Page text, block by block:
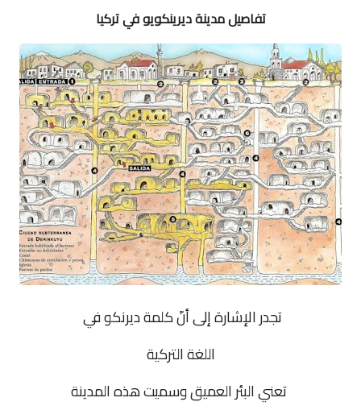
تفاصيل مدينةديرينكويوفي تركيا
تجدر الإشارة إلى أنّ كلمة ديرنكو في
اللغة التركية
تعني البئر العميق وسميت هذه المدينة